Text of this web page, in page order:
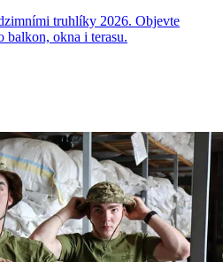
truhlíky 2026. Objevte
balkon, okna i terasu.